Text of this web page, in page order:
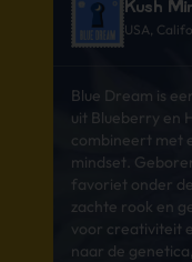
Kush
USA,
Blue Dream is
uit Blueberry en
combineert met
mindset.
favoriet onder
zachte rook en
voor creativiteit
naar de